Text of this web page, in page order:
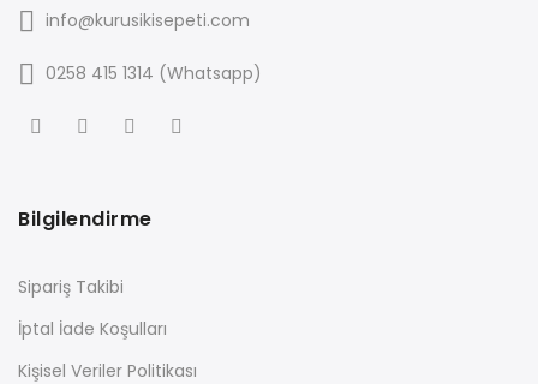
info@kurusikisepeti.com
0258 415 1314 (Whatsapp)
Bilgilendirme
Sipariş Takibi
İptal İade Koşulları
Kişisel Veriler Politikası